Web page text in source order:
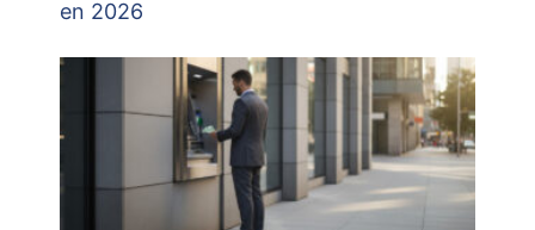
en 2026